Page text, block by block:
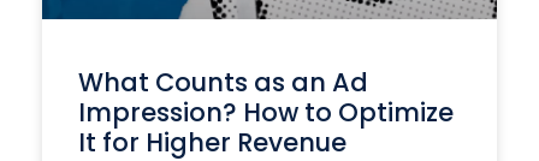
What Counts as an Ad
Impression? How to Optimize
It for Higher Revenue